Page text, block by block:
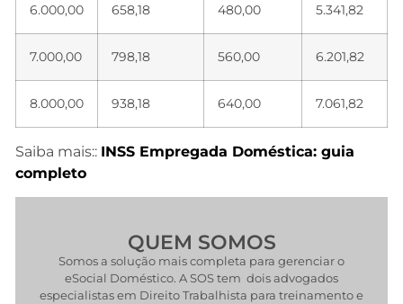
6.000,00 658,18 480,00 5.341,82
7.000,00 798,18 560,00 6.201,82
8.000,00 938,18 640,00 7.061,82
Saiba mais:: INSS Empregada Doméstica: guia
completo
QUEM SOMOS
Somos a solução mais completa para gerenciar o
eSocial Doméstico. A SOS tem dois advogados
especialistas em Direito Trabalhista para treinamento e